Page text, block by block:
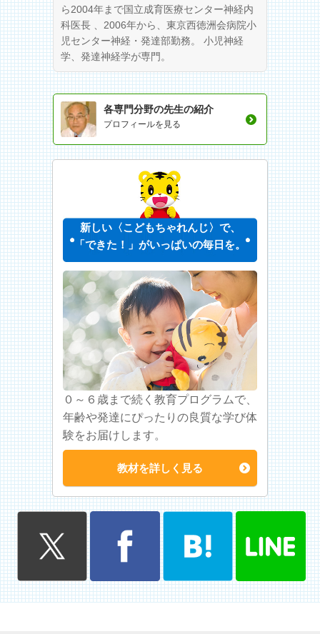
ら2004年まで国立成育医療センター神経内
科医長 、2006年から、東京西徳洲会病院小
児センター神経・発達部勤務。 小児神経
学、発達神経学が専門。
各専門分野の先生の紹介
プロフィールを見る
新しい〈こどもちゃれんじ〉で、
「できた！」がいっぱいの毎日を。
０～６歳まで続く教育プログラムで、
年齢や発達にぴったりの良質な学び体
験をお届けします。
教材を詳しく見る